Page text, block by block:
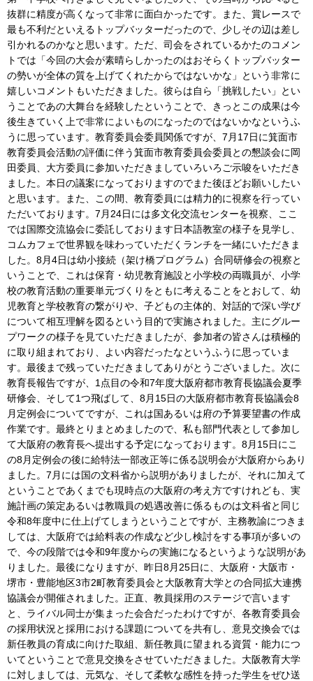
抜群に精度が高くなって非常に面白かったです。また、賞レースで
最も不利だといえるトップバッターだったので、少しその辺は差し
引かれるのかなと思います。ただ、司会をされているかたのコメン
トでは「今回の大会が素晴らしかったのはおそらくトップバッター
の勢いが全体の質を上げてくれたからではないかな」という非常に
嬉しいコメントもいただきました。彼らは自ら「挑戦したい」とい
うことであの大舞台を経験したということで、きっとこの成果は今
後生きていく上で非常によいものになったのではないかなというふ
うに思っています。教育委員会委員関係ですが、7月17日に箕面市
教育委員会活動の評価に伴う箕面市教育委員会委員との懇談会に岡
田委員、大方委員に参加いただきましていろいろご示唆をいただき
ました。本日の議案になっておりますのでまた後ほどお願いしたい
と思います。また、この間、教育委員には精力的に視察を行ってい
ただいております。7月24日には多文化交流センターを視察、ここ
では国際交流協会に委託しております日本語教室の様子を見学し、
コムカフェで世界観を味わっていただくランチを一緒にいただきま
した。8月4日は幼小接続（架け橋プログラム）合同研修会の視察と
いうことで、これは保育・幼児教育施設と小学校の両職員が、小学
校の教育活動の重要単元づくりをともに考えることをとおして、幼
児教育と学校教育の繋がりや、子どもの主体的、対話的で深い学び
について相互理解を図るという目的で実施されました。主にグルー
プワークの様子を見ていただきましたが、参加者の皆さんは積極的
に取り組まれており、よい内容だったなというふうに思っていま
す。最後まで残っていただきましてありがとうございました。次に
教育長報告ですが、1点目の令和7年度大阪府都市教育長協議会夏季
研修会、そして1つ飛ばして、8月15日の大阪府都市教育長協議会8
月定例会についてですが、これは国あるいは府の予算要望書の作成
作業です。最終とりまとめましたので、私も部門代表として参加し
て大阪府の教育長へ提出する予定になっております。8月15日にこ
の8月定例会の後に給特法一部改正等に係る説明会が大阪府からあり
ました。7月には国の文科省から説明がありましたが、それに加えて
ということであくまでも現時点の大阪府の考え方ですけれども、実
施計画の策定あるいは教職員の処遇改善に係るものは文科省と同じ
令和8年度中に仕上げてしまうということですが、主務教諭につきま
しては、大阪府では給料表の作成など少し検討をする事項が多いの
で、今の段階では令和9年度からの実施になるというような説明があ
りました。最後になりますが、昨日8月25日に、大阪府・大阪市・
堺市・豊能地区3市2町教育委員会と大阪教育大学との合同拡大連携
協議会が開催されました。正直、教員採用のステージで言います
と、ライバル同士が集まった会合だったわけですが、各教育委員会
の採用状況と採用における課題についてを共有し、意見交換会では
新任教員の育成に向けた取組、新任教員に望まれる資質・能力につ
いてということで意見交換をさせていただきました。大阪教育大学
に対しましては、元気な、そして柔軟な感性を持った学生をぜひ送